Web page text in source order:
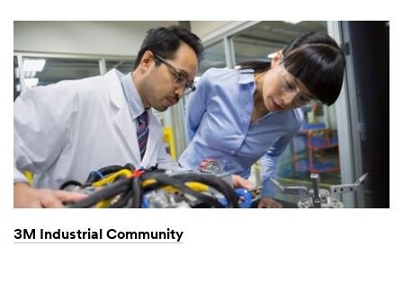
3M Industrial Community